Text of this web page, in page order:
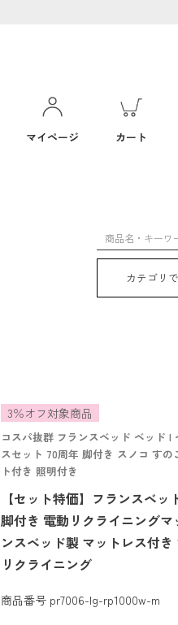
マイページ カート
カテゴリ
3％オフ対象商品
コスパ抜群 フランスベッド ベッド
スセット 70周年 脚付き スノコ す
ト付き 照明付き
【セット特価】フランスベ
脚付き 電動リクライニングマ
ンスベッド製 マットレス付
リクライニング
商品番号 pr7006-lg-rp1000w-m